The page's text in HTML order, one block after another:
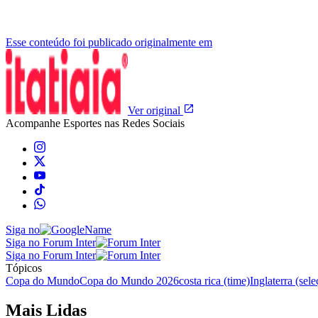
Esse conteúdo foi publicado originalmente em
Ver original
Acompanhe Esportes nas Redes Sociais
Siga no
Siga no Forum Inter
Siga no Forum Inter
Tópicos
Copa do MundoCopa do Mundo 2026costa rica (time)Inglaterra
Mais Lidas